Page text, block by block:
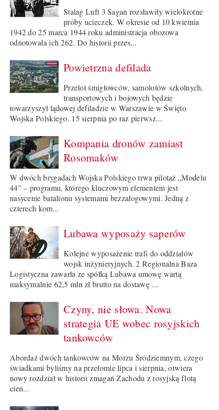
Stalag Luft 3 Sagan rozsławiły wielokrotne
próby ucieczek. W okresie od 10 kwietnia
1942 do 25 marca 1944 roku administracja obozowa
odnotowała ich 262. Do historii przes...
Powietrzna defilada
Przelot śmigłowców, samolotów szkolnych,
transportowych i bojowych będzie
towarzyszył lądowej defiladzie w Warszawie w Święto
Wojska Polskiego. 15 sierpnia po raz pierwsz...
Kompania dronów zamiast
Rosomaków
W dwóch brygadach Wojska Polskiego trwa pilotaż „Modelu
44” – programu, którego kluczowym elementem jest
nasycenie batalionu systemami bezzałogowymi. Jedną z
czterech kom...
Lubawa wyposaży saperów
Kolejne wyposażenie trafi do oddziałów
wojsk inżynieryjnych. 2 Regionalna Baza
Logistyczna zawarła ze spółką Lubawa umowę wartą
maksymalnie 62,5 mln zł brutto na dostawę ...
Czyny, nie słowa. Nowa
strategia UE wobec rosyjskich
tankowców
Abordaż dwóch tankowców na Morzu Śródziemnym, czego
świadkami byliśmy na przełomie lipca i sierpnia, otwiera
nowy rozdział w historii zmagań Zachodu z rosyjską flotą
cien...